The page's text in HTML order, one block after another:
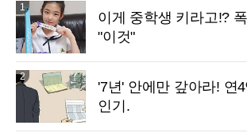
1
이게 중학생 키라고!?
"이것"
2
'7년' 안에만 갚아라! 연
인기.